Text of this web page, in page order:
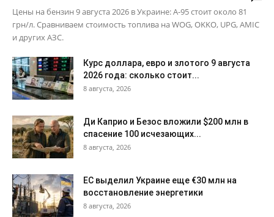
Цены на бензин 9 августа 2026 в Украине: А-95 стоит около 81
грн/л. Сравниваем стоимость топлива на WOG, OKKO, UPG, AMIC
и других АЗС.
Курс доллара, евро и злотого 9 августа
2026 года: сколько стоит...
8 августа, 2026
Ди Каприо и Безос вложили $200 млн в
спасение 100 исчезающих...
8 августа, 2026
ЕС выделил Украине еще €30 млн на
восстановление энергетики
8 августа, 2026